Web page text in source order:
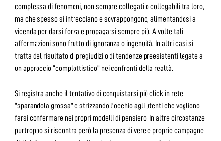
complessa di fenomeni, non sempre collegati o collegabili tra loro,
ma che spesso si intrecciano e sovrappongono, alimentandosi a
vicenda per darsi forza e propagarsi sempre più. A volte tali
affermazioni sono frutto di ignoranza o ingenuità. In altri casi si
tratta del risultato di pregiudizi o di tendenze preesistenti legate a
un approccio “complottistico” nei confronti della realtà.
Si registra anche il tentativo di conquistarsi più click in rete
“sparandola grossa” e strizzando l’occhio agli utenti che vogliono
farsi confermare nei propri modelli di pensiero. In altre circostanze
purtroppo si riscontra però la presenza di vere e proprie campagne